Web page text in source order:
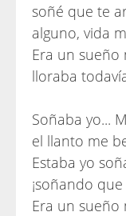
soñé que te
alguno, vida
Era un sueño
lloraba
Soñaba yo...
el llanto me
Estaba yo
¡soñando
Era un sueño